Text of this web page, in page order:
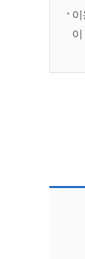
이
이